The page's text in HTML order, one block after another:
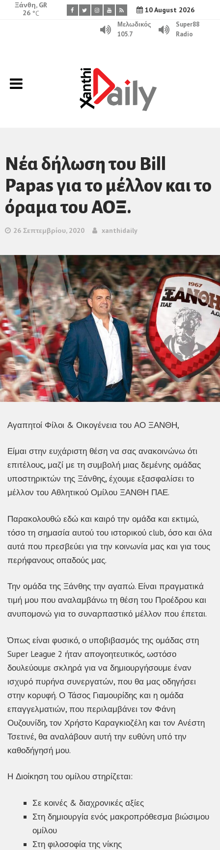
10 August 2026
Ξάνθη, GR
26 °C
Μελωδικός
105.7
Super88
Radio
Νέα δήλωση του Bill
Papas για το μέλλον και το
όραμα του ΑΟΞ.
26 Σεπτεμβρίου, 2020 xanthidaily
Αγαπητοί Φίλοι & Οικογένεια του ΑΟ ΞΑΝΘΗ,
Είμαι στην ευχάριστη θέση να σας ανακοινώνω ότι
επιτέλους, μαζί με τη συμβολή μιας δεμένης ομάδας
υποστηρικτών της Ξάνθης, έχουμε εξασφαλίσει το
μέλλον του Αθλητικού Ομίλου ΞΑΝΘΗ ΠΑΕ.
Παρακολουθώ εδώ και καιρό την ομάδα και εκτιμώ,
τόσο τη σημασία αυτού του ιστορικού club, όσο και όλα
αυτά που πρεσβεύει για την κοινωνία μας και για τους
περήφανους οπαδούς μας.
Την ομάδα της Ξάνθης την αγαπώ. Είναι πραγματικά
τιμή μου που αναλαμβάνω τη θέση του Προέδρου και
ανυπομονώ για το συναρπαστικό μέλλον που έπεται.
Όπως είναι φυσικό, ο υποβιβασμός της ομάδας στη
Super League 2 ήταν απογοητευτικός, ωστόσο
δουλεύουμε σκληρά για να δημιουργήσουμε έναν
ισχυρό πυρήνα συνεργατών, που θα μας οδηγήσει
στην κορυφή. Ο Τάσος Γιαμουρίδης και η ομάδα
επαγγελματιών, που περιλαμβάνει τον Φάνη
Ουζουνίδη, τον Χρήστο Καραγκιοζέλη και τον Ανέστη
Τσετινέ, θα αναλάβουν αυτή την ευθύνη υπό την
καθοδήγησή μου.
Η Διοίκηση του ομίλου στηρίζεται:
Σε κοινές & διαχρονικές αξίες
Στη δημιουργία ενός μακροπρόθεσμα βιώσιμου
ομίλου
Στη φιλοσοφία της νίκης